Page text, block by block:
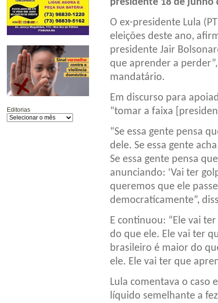
Editorias
O ex-presidente Lula
eleições deste ano,
presidente Jair
que aprender a
mandatário.
Em discurso para
“tomar a faixa
“Se essa gente pensa
dele. Se essa gente
Se essa gente pensa
anunciando: ‘Vai ter
queremos que ele
democraticamente”,
E continuou: “Ele vai
do que ele. Ele vai ter
brasileiro é maior do
ele. Ele vai ter que
Lula comentava o caso
líquido semelhante a